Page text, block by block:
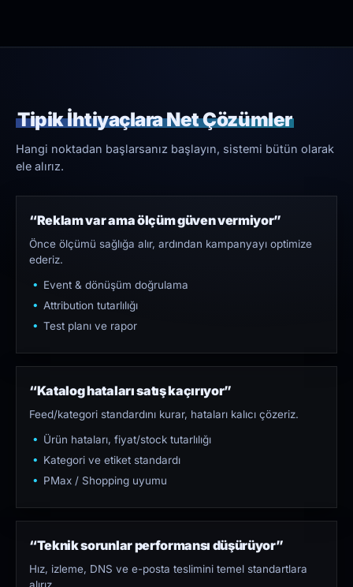
Tipik İhtiyaçlara Net Çözümler
Hangi noktadan başlarsanız başlayın, sistemi bütün olarak
ele alırız.
“Reklam var ama ölçüm güven vermiyor”
Önce ölçümü sağlığa alır, ardından kampanyayı optimize
ederiz.
Event & dönüşüm doğrulama
Attribution tutarlılığı
Test planı ve rapor
“Katalog hataları satış kaçırıyor”
Feed/kategori standardını kurar, hataları kalıcı çözeriz.
Ürün hataları, fiyat/stock tutarlılığı
Kategori ve etiket standardı
PMax / Shopping uyumu
“Teknik sorunlar performansı düşürüyor”
Hız, izleme, DNS ve e-posta teslimini temel standartlara